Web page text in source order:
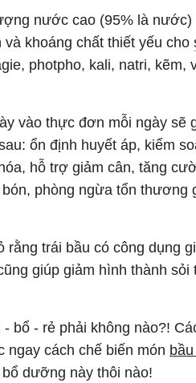
nước cao (95% là nước)
khoáng chất thiết yếu cho
photpho, kali, natri, kẽm,
vào thực đơn mỗi ngày sẽ
ổn định huyết áp, kiểm
hỗ trợ giảm cân, tăng
phòng ngừa tổn thương
trái bầu có công dụng
giúp giảm hình thành sỏi
bổ - rẻ phải không nào?!
ngay cách chế biến món
dưỡng này thôi nào!